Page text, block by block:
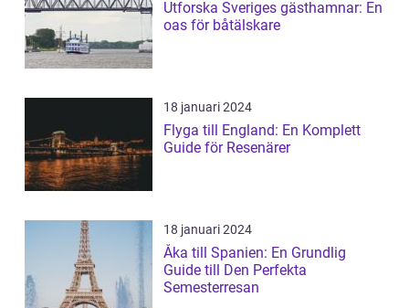
Utforska Sveriges gästhamnar: En
oas för båtälskare
18 januari 2024
Flyga till England: En Komplett
Guide för Resenärer
18 januari 2024
Åka till Spanien: En Grundlig
Guide till Den Perfekta
Semesterresan